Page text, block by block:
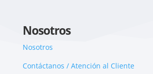
Nosotros
Nosotros
Contáctanos / Atención al Cliente